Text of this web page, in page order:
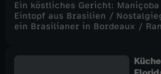
Ein köstliches Gericht:
Eintopf aus Brasilien /
ein Brasilianer in Bordeaux /